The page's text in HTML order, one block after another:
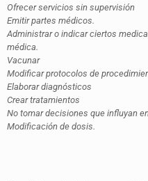
Ofrecer servicios sin supervisión
Emitir partes médicos.
Administrar o indicar ciertos
médica.
Vacunar
Modificar protocolos de
Elaborar diagnósticos
Crear tratamientos
No tomar decisiones que influyan
Modificación de dosis.